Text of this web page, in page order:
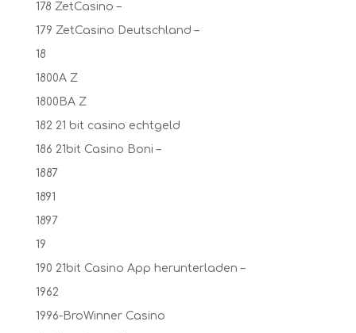
178 ZetCasino –
179 ZetCasino Deutschland –
18
1800A Z
1800BA Z
182 21 bit casino echtgeld
186 21bit Casino Boni –
1887
1891
1897
19
190 21bit Casino App herunterladen –
1962
1996-BroWinner Casino